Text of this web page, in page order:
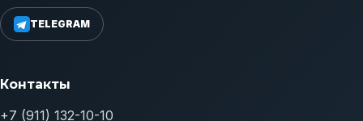
TELEGRAM
Контакты
+7 (911) 132-10-10